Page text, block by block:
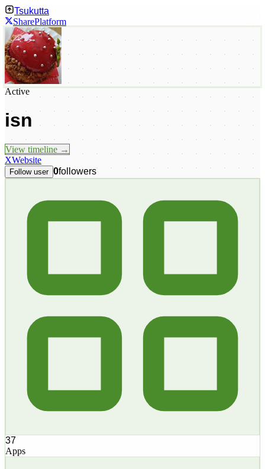
Tsukutta
SharePlatform
Active
isn
View timeline →
XWebsite
Follow user 0followers
37
Apps